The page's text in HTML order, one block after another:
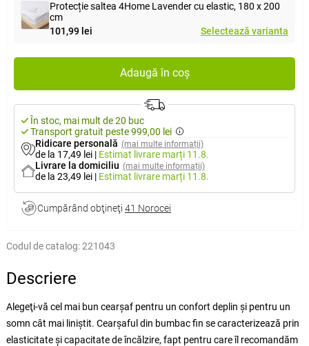
Protecție saltea 4Home Lavender cu elastic, 180 x 200
cm
101,99 lei
Selectează varianta
Adaugă în coș
În stoc, mai mult de 20 buc
Transport gratuit peste 999,00 lei
Ridicare personală (mai multe informații)
de la 17,49 lei | Estimat livrare marți 11.8.
Livrare la domiciliu (mai multe informații)
de la 23,49 lei | Estimat livrare marți 11.8.
Cumpărând obţineţi 41 Norocei
Codul de catalog:221043
Descriere
Alegeţi-vă cel mai bun cearşaf pentru un confort deplin şi pentru un
somn cât mai liniştit. Cearşaful din bumbac fin se caracterizează prin
elasticitate şi capacitate de încălzire, fapt pentru care îl recomandăm